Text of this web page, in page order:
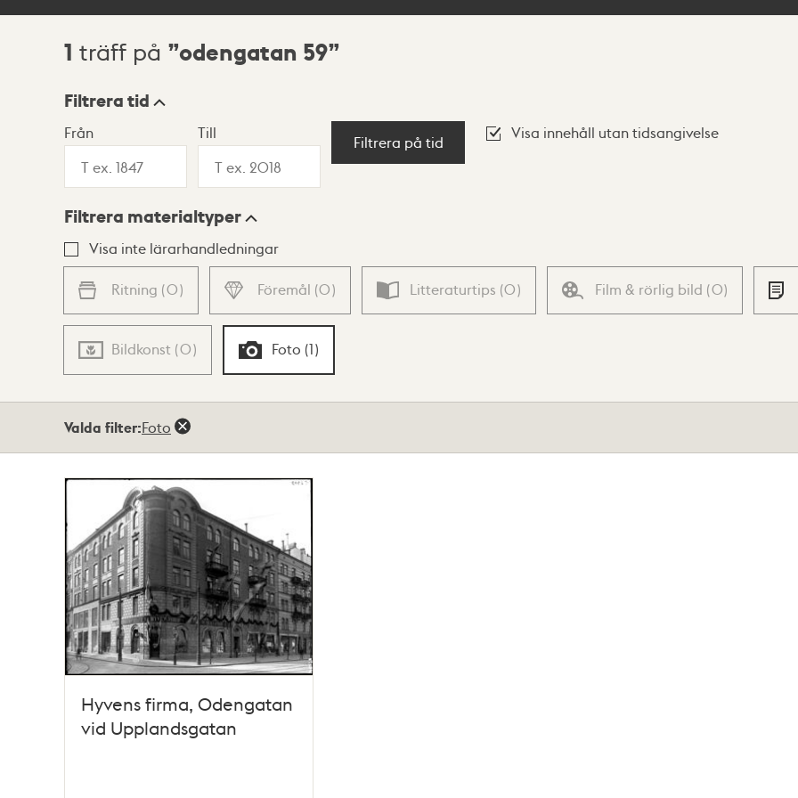
Sökresultat
1 träff på odengatan 59
Visningsläge
Lista Karta
Filtrera tid
Från Till
Filtrera på tid
Visa innehåll utan tidsangivelse
Filtrera materialtyper
Visa inte lärarhandledningar
Ritning (0) Föremål (0) Litteraturtips (0) Film & rörlig bild (0)
Bildkonst (0) Foto (1)
Valda filter:Foto
Hyvens firma, Odengatan
vid Upplandsgatan